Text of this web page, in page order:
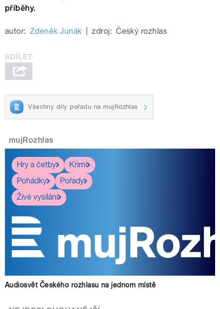
příběhy.
autor: Zdeněk Junák zdroj: Český rozhlas
Všechny díly pořadu na mujRozhlas
mujRozhlas
Hry a četby
Krimi
Pohádky
Pořady
Živé vysílání
Audiosvět Českého rozhlasu na jednom místě